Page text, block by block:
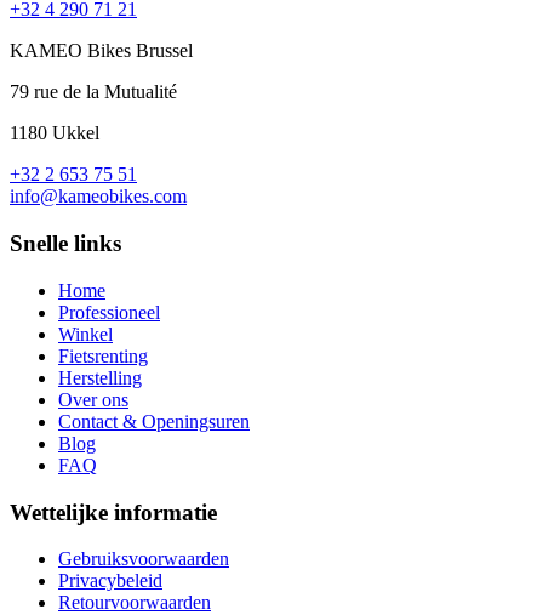
+32 4 290 71 21
KAMEO Bikes Brussel
79 rue de la Mutualité
1180 Ukkel
+32 2 653 75 51
info@kameobikes.com
Snelle links
Home
Professioneel
Winkel
Fietsrenting
Herstelling
Over ons
Contact & Openingsuren
Blog
FAQ
Wettelijke informatie
Gebruiksvoorwaarden
Privacybeleid
Retourvoorwaarden